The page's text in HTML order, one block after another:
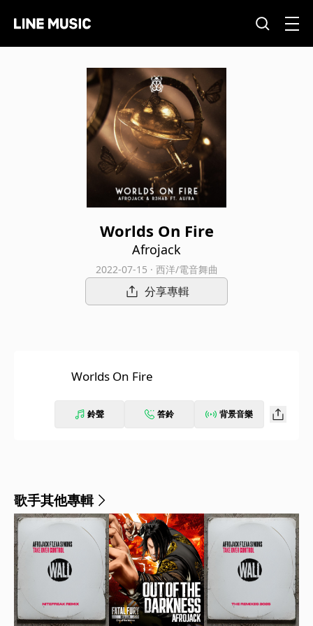
Worlds On Fire
Afrojack
2022-07-15 · 西洋/電音舞曲
分享專輯
Worlds On Fire
鈴聲 答鈴 背景音樂
歌手其他專輯